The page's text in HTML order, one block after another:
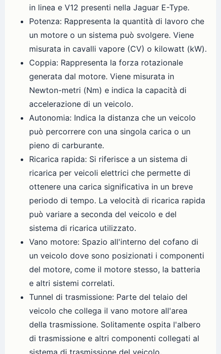
in linea e V12 presenti nella Jaguar E-Type.
Potenza: Rappresenta la quantità di lavoro che
un motore o un sistema può svolgere. Viene
misurata in cavalli vapore (CV) o kilowatt (kW).
Coppia: Rappresenta la forza rotazionale
generata dal motore. Viene misurata in
Newton-metri (Nm) e indica la capacità di
accelerazione di un veicolo.
Autonomia: Indica la distanza che un veicolo
può percorrere con una singola carica o un
pieno di carburante.
Ricarica rapida: Si riferisce a un sistema di
ricarica per veicoli elettrici che permette di
ottenere una carica significativa in un breve
periodo di tempo. La velocità di ricarica rapida
può variare a seconda del veicolo e del
sistema di ricarica utilizzato.
Vano motore: Spazio all'interno del cofano di
un veicolo dove sono posizionati i componenti
del motore, come il motore stesso, la batteria
e altri sistemi correlati.
Tunnel di trasmissione: Parte del telaio del
veicolo che collega il vano motore all'area
della trasmissione. Solitamente ospita l'albero
di trasmissione e altri componenti collegati al